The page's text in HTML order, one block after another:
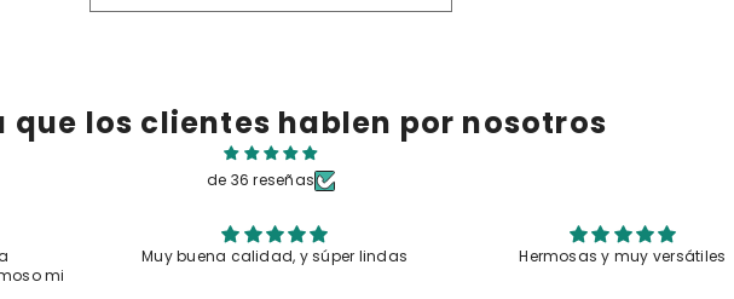
que los clientes hablen por nosotros
de 36 reseñas
lindas Hermosas y muy versátiles
Muy prácticos, muy